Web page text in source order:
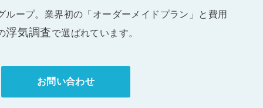
ループ。業界初の「オーダーメイドプラン」と費用
浮気調査で選ばれています。
お問い合わせ